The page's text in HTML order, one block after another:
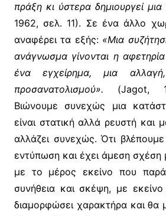
πράξη κι ύστερα δημιουργεί μια
1962, σελ. 11). Σε ένα άλλο
αναφέρει τα εξής:«Μια
ανάγνωσμα γίνονται η
ένα εγχείρημα, μια
προσανατολισμού». (Jagot,
Βιώνουμε συνεχώς μια
είναι στατική αλλά ρευστή και
αλλάζει συνεχώς. Ότι
εντύπωση και έχει άμεση
με το μέρος εκείνο που
συνήθεια και σκέψη, με
διαμορφώσει χαρακτήρα και θα